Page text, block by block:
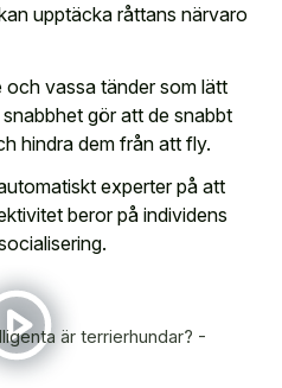
upptäcka råttans närvaro
och vassa tänder som lätt
gör att de snabbt
hindra dem från att fly.
experter på att
beror på individens
är terrierhundar? -